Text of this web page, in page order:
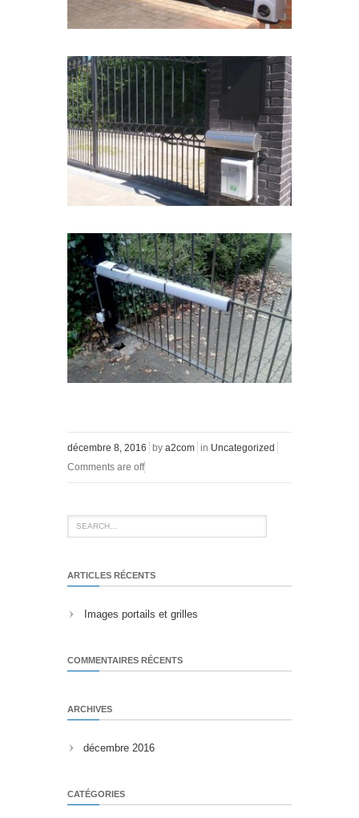
décembre 8, 2016 by a2com in Uncategorized
Comments are off
ARTICLES RÉCENTS
Images portails et grilles
COMMENTAIRES RÉCENTS
ARCHIVES
décembre 2016
CATÉGORIES